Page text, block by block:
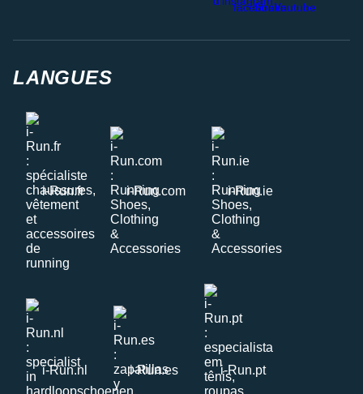
LANGUES
i-Run.fr i-Run.com i-Run.ie
i-Run.nl i-Run.es i-Run.pt